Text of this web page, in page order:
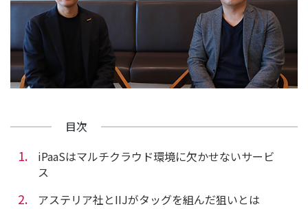
目次
iPaaSはマルチクラウド環境に欠かせないサービ
ス
アステリア社とIIJがタッグを組んだ狙いとは